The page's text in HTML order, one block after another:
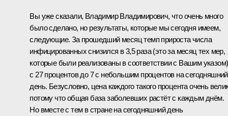
Вы уже сказали, Владимир Владимирович, что очень много
было сделано, но результаты, которые мы сегодня имеем,
следующие. За прошедший месяц темп прироста числа
инфицированных снизился в 3,5 раза (это за месяц тех мер,
которые были реализованы в соответствии с Вашим
с 27 процентов до 7 с небольшим процентов на сегодняшний
день. Безусловно, цена каждого такого процента очень
потому что общая база заболевших растёт с каждым днём.
Но вместе с тем в стране на сегодняшний день